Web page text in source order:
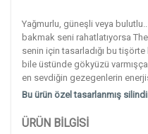
Yağmurlu, güneşli veya
bakmak seni rahatlatıyorsa
senin için tasarladığı bu tişörte
bile üstünde gökyüzü
en sevdiğin gezegenlerin
Bu ürün özel tasarlanmış
ÜRÜN BİLGİSİ